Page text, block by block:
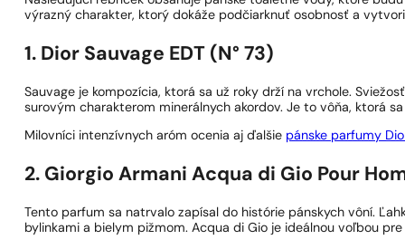
výrazný charakter, ktorý dokáže podčiarknuť osobnosť a
1. Dior Sauvage EDT (N° 73)
Sauvage je kompozícia, ktorá sa už roky drží na vrchole.
surovým charakterom minerálnych akordov. Je to vôňa, ktorá
Milovníci intenzívnych aróm ocenia aj ďalšie pánske parfumy
2. Giorgio Armani Acqua di Gio Pour
Tento parfum sa natrvalo zapísal do histórie pánskych vôní.
bylinkami a bielym pižmom. Acqua di Gio je ideálnou voľbou